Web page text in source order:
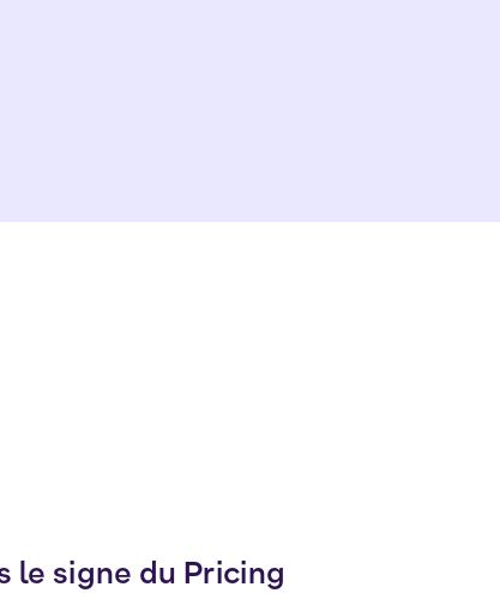
le signe du Pricing